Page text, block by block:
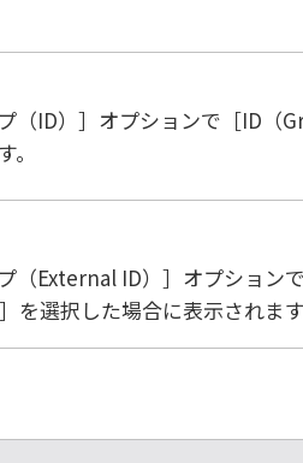
（ID） オプションで
ID（
（External ID） オプションで
を選択した場合に表示されます